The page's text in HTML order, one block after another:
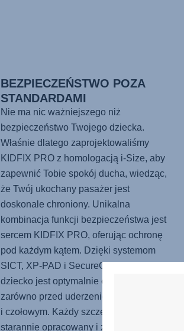
BEZPIECZEŃSTWO POZA
STANDARDAMI
Nie ma nic ważniejszego niż
bezpieczeństwo Twojego dziecka.
Właśnie dlatego zaprojektowaliśmy
KIDFIX PROz homologacją i-Size, aby
zapewnić Tobie spokój ducha, wiedząc,
że Twój ukochany pasażer jest
doskonale chroniony. Unikalna
kombinacja funkcji bezpieczeństwa jest
sercem KIDFIX PRO, oferując ochronę
pod każdym kątem. Dzięki systemom
SICT, XP-PAD i SecureGuard* Twoje
dziecko jest optymalnie chronione
zarówno przed uderzeniem bocznym, jak
i czołowym. Każdy szczegół został
starannie opracowany i zaprojektowany,